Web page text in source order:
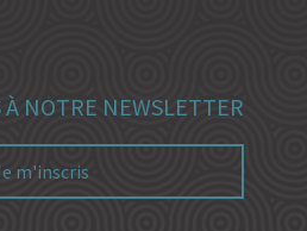
NOTRE NEWSLETTER
m'inscris